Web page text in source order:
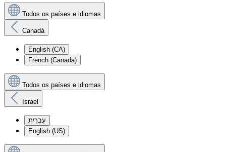
Todos os países e idiomas
Canadá
English (CA)
French (Canada)
Todos os países e idiomas
Israel
עִברִית
English (US)